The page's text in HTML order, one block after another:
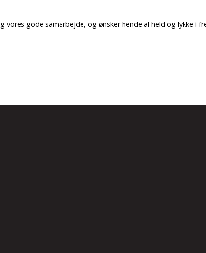
vores gode samarbejde, og ønsker hende al held og lykke i